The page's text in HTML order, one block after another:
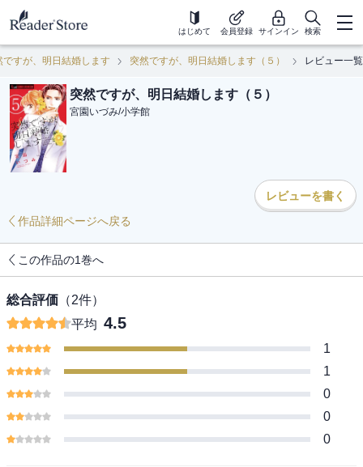
はじめて 会員登録 サインイン 検索
ですが、明日結婚します 突然ですが、明日結婚します（５） レビュー一覧
突然ですが、明日結婚します（５）
宮園いづみ/小学館
レビューを書く
作品詳細ページへ戻る
この作品の1巻へ
総合評価 （2件）
平均 4.5
1
1
0
0
0